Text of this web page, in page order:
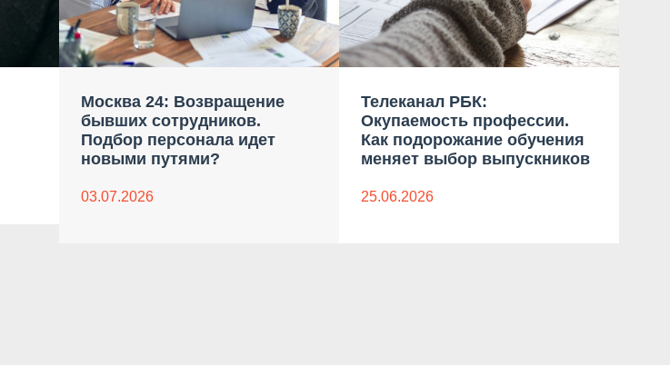
Москва 24: Возвращение
бывших сотрудников.
Подбор персонала идет
новыми путями?
03.07.2026
Телеканал РБК:
Окупаемость профессии.
Как подорожание обучения
меняет выбор выпускников
25.06.2026